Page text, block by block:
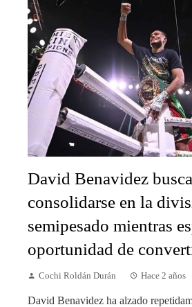
David Benavidez busca
consolidarse en la
semipesado mientras
oportunidad de
Cochi Roldán Durán Hace 2 años
David Benavidez ha alzado